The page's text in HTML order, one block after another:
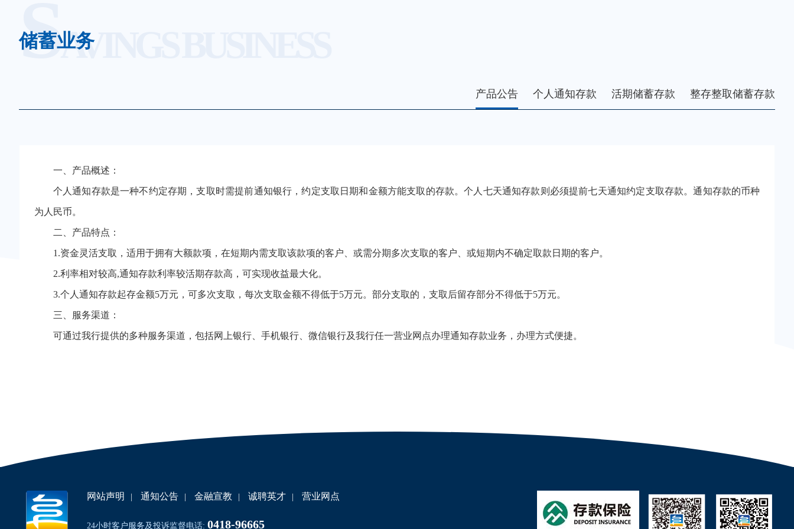
储蓄业务
SAVINGS BUSINESS
产品公告 个人通知存款 活期储蓄存款 整存整取储蓄存款
一、产品概述：
个人通知存款是一种不约定存期，支取时需提前通知银行，约定支取日期和金额方能支取的存款。个人七天通知存款则必须提前七天通知约定支取存款。通知存款的币种
为人民币。
二、产品特点：
1.资金灵活支取，适用于拥有大额款项，在短期内需支取该款项的客户、或需分期多次支取的客户、或短期内不确定取款日期的客户。
2.利率相对较高,通知存款利率较活期存款高，可实现收益最大化。
3.个人通知存款起存金额5万元，可多次支取，每次支取金额不得低于5万元。部分支取的，支取后留存部分不得低于5万元。
三、服务渠道：
可通过我行提供的多种服务渠道，包括网上银行、手机银行、微信银行及我行任一营业网点办理通知存款业务，办理方式便捷。
网站声明 | 通知公告 | 金融宣教 | 诚聘英才 | 营业网点
24小时客户服务及投诉监督电话: 0418-96665